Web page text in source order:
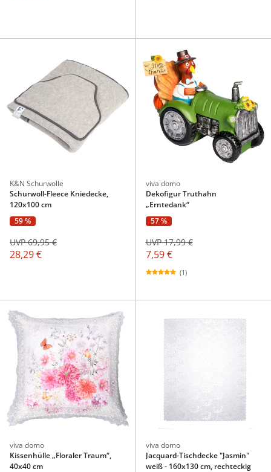
K&N Schurwolle
Schurwoll-Fleece Kniedecke,
120x100 cm
59 %
28,29 €
UVP 69,95 €
viva domo
Dekofigur Truthahn
„Erntedank“
57 %
7,59 €
UVP 17,99 €
(1)
viva domo
Kissenhülle „Floraler Traum“,
40x40 cm
viva domo
Jacquard-Tischdecke "Jasmin"
weiß - 160x130 cm, rechteckig